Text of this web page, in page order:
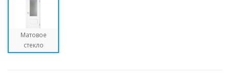
Матовое
стекло